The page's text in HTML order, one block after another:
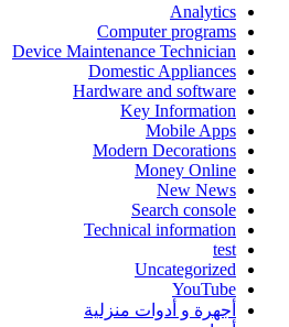
Analytics
Computer programs
Device Maintenance Technician
Domestic Appliances
Hardware and software
Key Information
Mobile Apps
Modern Decorations
Money Online
New News
Search console
Technical information
test
Uncategorized
YouTube
أجهرة و أدوات منزلية